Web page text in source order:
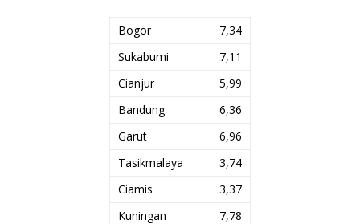
Bogor
7,34
Sukabumi
7,11
Cianjur
5,99
Bandung
6,36
Garut
6,96
Tasikmalaya
3,74
Ciamis
3,37
Kuningan
7,78